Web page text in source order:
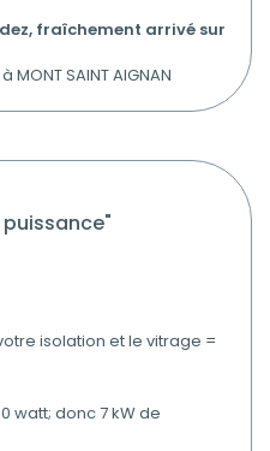
fraîchement arrivé sur
SAINT AIGNAN
isolation et le vitrage =
watt; donc 7 kW de